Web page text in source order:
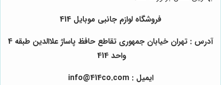
فروشگاه لوازم جانبی موبایل 414
آدرس : تهران خیابان جمهوری تقاطع حافظ پاساژ علاالدین طبقه 4
واحد 414
ایمیل : info@414co.com